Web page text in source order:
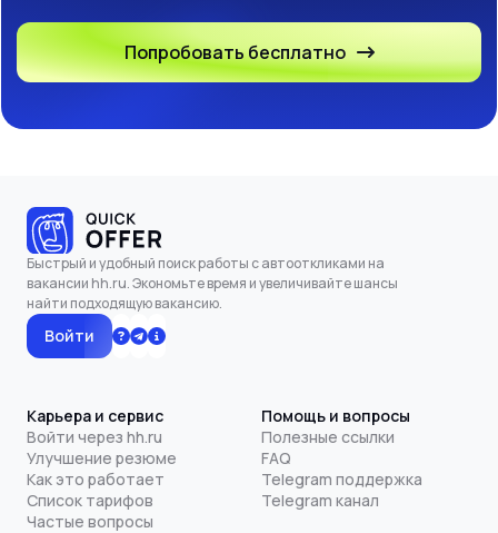
Попробовать бесплатно
Быстрый и удобный поиск работы с автооткликами на
вакансии hh.ru. Экономьте время и увеличивайте шансы
найти подходящую вакансию.
Войти
Карьера и сервис
Войти через hh.ru
Улучшение резюме
Как это работает
Список тарифов
Частые вопросы
Помощь и вопросы
Полезные ссылки
FAQ
Telegram поддержка
Telegram канал